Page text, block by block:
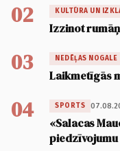
02 KULTŪRA UN
Izzinot
03 NEDĒĻAS NOGALE
Laikmetīgās
04 SPORTS
«Salacas
piedzīvojumu